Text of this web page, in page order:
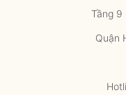
Tầng 9
Quận